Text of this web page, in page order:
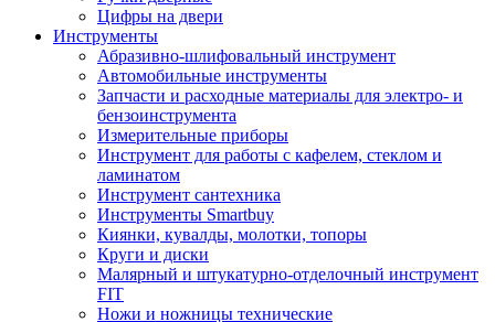
Цифры на двери
Инструменты
Абразивно-шлифовальный инструмент
Автомобильные инструменты
Запчасти и расходные материалы для электро- и
бензоинструмента
Измерительные приборы
Инструмент для работы с кафелем, стеклом и
ламинатом
Инструмент сантехника
Инструменты Smartbuy
Киянки, кувалды, молотки, топоры
Круги и диски
Малярный и штукатурно-отделочный инструмент
FIT
Ножи и ножницы технические